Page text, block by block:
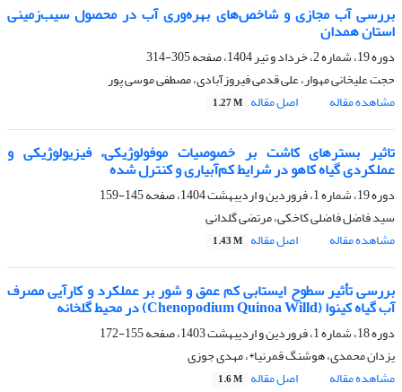
بررسی آب مجازی و شاخص‌های بهره‌وری آب در محصول سیب‌زمینی
استان همدان
دوره 19، شماره 2، خرداد و تیر 1404، صفحه
305-314
حجت علیخانی مهوار، علی قدمی فیروزآبادی، مصطفی موسی پور
مشاهده مقاله
اصل مقاله 1.27 M
تاثیر بسترهای کاشت بر خصوصیات موفولوژیکی، فیزیولوژیکی و
عملکردی گیاه کاهو در شرایط کم‌آبیاری و کنترل شده
دوره 19، شماره 1، فروردین و اردیبهشت 1404، صفحه
145-159
سید فاضل فاضلی کاخکی، مرتضی گلدانی
مشاهده مقاله
اصل مقاله 1.43 M
بررسی تأثیر سطوح ایستابی کم عمق و شور بر عملکرد و کارآیی مصرف
آب گیاه کینوا (Chenopodium Quinoa Willd) در محیط گلخانه
دوره 18، شماره 1، فروردین و اردیبهشت 1403، صفحه
155-172
یزدان محمدی، هوشنگ قمرنیا*، مهدی جوزی
مشاهده مقاله
اصل مقاله 1.6 M